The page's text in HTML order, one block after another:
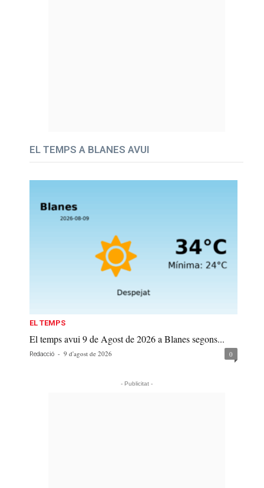
EL TEMPS A BLANES AVUI
EL TEMPS
El temps avui 9 de Agost de 2026 a Blanes segons...
Redacció - 9 d'agost de 2026 0
- Publicitat -